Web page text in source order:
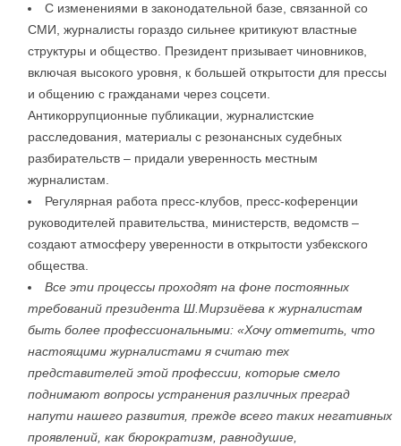
С изменениями в законодательной базе, связанной со
СМИ, журналисты гораздо сильнее критикуют властные
структуры и общество. Президент призывает чиновников,
включая высокого уровня, к большей открытости для прессы
и общению с гражданами через соцсети.
Антикоррупционные публикации, журналистские
расследования, материалы с резонансных судебных
разбирательств – придали уверенность местным
журналистам.
Регулярная работа пресс-клубов, пресс-коференции
руководителей правительства, министерств, ведомств –
создают атмосферу уверенности в открытости узбекского
общества.
Все эти процессы проходят на фоне постоянных
требований президента Ш.Мирзиёева к журналистам
быть более профессиональными: «Хочу отметить, что
настоящими журналистами я считаю тех
представителей этой профессии, которые смело
поднимают вопросы устранения различных преград
напути нашего развития, прежде всего таких негативных
проявлений, как бюрократизм, равнодушие,